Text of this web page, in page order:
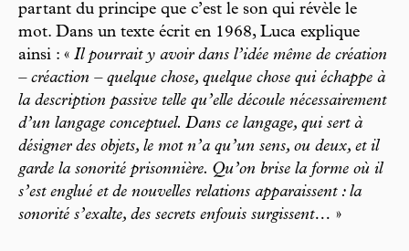
partant du principe que c’est le son qui révèle le
mot. Dans un texte écrit en 1968, Luca explique
ainsi : « Il pourrait y avoir dans l’idée même de création
– créaction – quelque chose, quelque chose qui échappe à
la description passive telle qu’elle découle nécessairement
d’un langage conceptuel. Dans ce langage, qui sert à
désigner des objets, le mot n’a qu’un sens, ou deux, et il
garde la sonorité prisonnière. Qu’on brise la forme où il
s’est englué et de nouvelles relations apparaissent : la
sonorité s’exalte, des secrets enfouis surgissent… »